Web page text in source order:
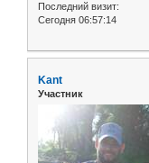
Последний визит:
Сегодня 06:57:14
Kant
Участник